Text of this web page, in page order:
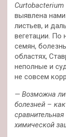
выявлена нами
листьев, и
вегетации.
семян,
областях,
неполные и
не совсем
— Возможна ли
болезней –
химической